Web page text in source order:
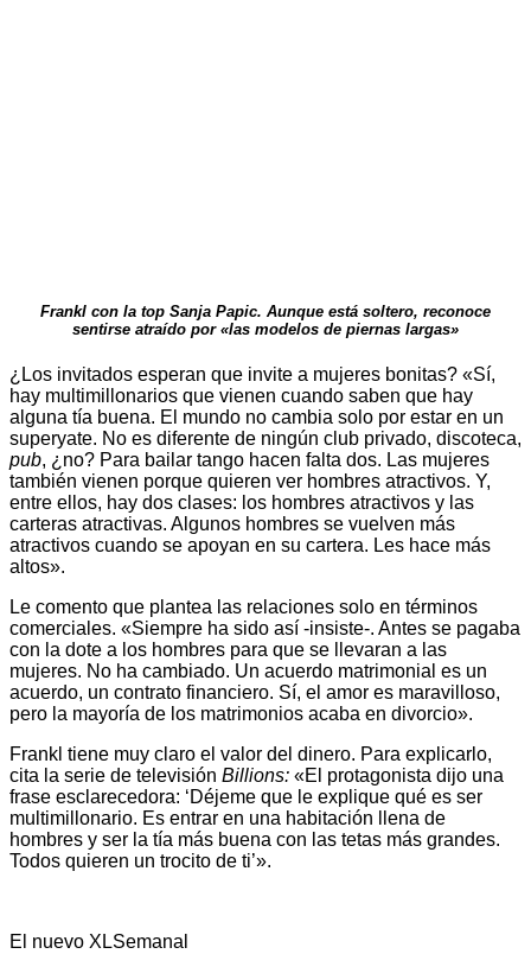
Frankl con la top Sanja Papic. Aunque está soltero, reconoce
sentirse atraído por «las modelos de piernas largas»
¿Los invitados esperan que invite a mujeres bonitas? «Sí,
hay multimillonarios que vienen cuando saben que hay
alguna tía buena. El mundo no cambia solo por estar en un
superyate. No es diferente de ningún club privado, discoteca,
pub, ¿no? Para bailar tango hacen falta dos. Las mujeres
también vienen porque quieren ver hombres atractivos. Y,
entre ellos, hay dos clases: los hombres atractivos y las
carteras atractivas. Algunos hombres se vuelven más
atractivos cuando se apoyan en su cartera. Les hace más
altos».
Le comento que plantea las relaciones solo en términos
comerciales. «Siempre ha sido así -insiste-. Antes se pagaba
con la dote a los hombres para que se llevaran a las
mujeres. No ha cambiado. Un acuerdo matrimonial es un
acuerdo, un contrato financiero. Sí, el amor es maravilloso,
pero la mayoría de los matrimonios acaba en divorcio».
Frankl tiene muy claro el valor del dinero. Para explicarlo,
cita la serie de televisión Billions: «El protagonista dijo una
frase esclarecedora: ‘Déjeme que le explique qué es ser
multimillonario. Es entrar en una habitación llena de
hombres y ser la tía más buena con las tetas más grandes.
Todos quieren un trocito de ti’».
El nuevo XLSemanal